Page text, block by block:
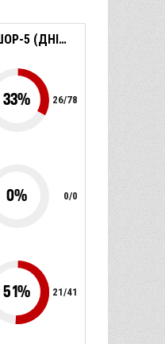
СДЮСШОР-5 (ДНІПРО)
33% 26/78
0% 0/0
51% 21/41